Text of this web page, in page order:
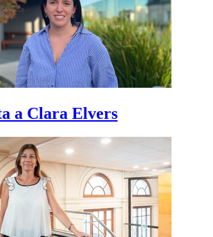
a Clara Elvers